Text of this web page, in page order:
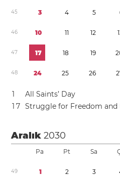
45 3 4 5
46 10 11 12 1
47 17 18 19 2
48 24 25 26 2
1
All Saints’ Day
1 7 Struggle for Freedom and
Aralık2030
Pa Pt Sa
49 1 2 3